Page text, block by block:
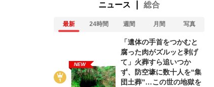
ニュース 総合
最新 24時間 週間 月間 写真
NEW
「遺体の手首をつかむと
腐った肉がズルッと剥げ
て」火葬すら追いつか
ず、防空壕に数十人を“集
団土葬”…この世の地獄を